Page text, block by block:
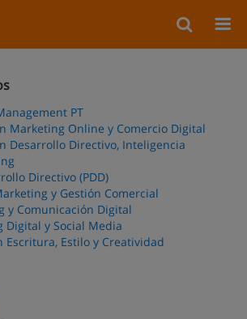
PT
Marketing Online y Comercio Digital
Desarrollo Directivo, Inteligencia
Directivo (PDD)
y Gestión Comercial
y Comunicación Digital
Digital y Social Media
Escritura, Estilo y Creatividad